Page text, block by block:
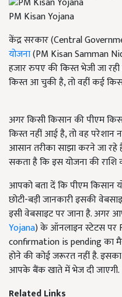
PM Kisan Yojana
केंद्र सरकार (Central
योजना(PM Kisan Samman
हजार रुपए की किस्त भेजी जा रही
किस्त आ चुकी है, तो वहीं कई
अगर किसी किसान की पीएम
किस्त नहीं आई है, तो वह
आसान तरीका साझा करने जा
सकता है कि इस योजना की
आपको बता दें कि पीएम किसान
छोटी-बड़ी जानकारी इसकी
इसी वेबसाइट पर जाना है. अगर
Yojana)के ऑनलाइन स्टेटस पर
confirmation is pending का
होने की कोई जरूरत नहीं है.
आपके बैंक खाते में भेज दी जाएगी.
Related Links